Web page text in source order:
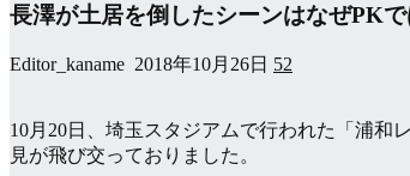
長澤が土居を倒したシーンはなぜPK
Editor_kaname 2018年10月26日 52
10月20日、埼玉スタジアムで行われた「浦和
見が飛び交っておりました。